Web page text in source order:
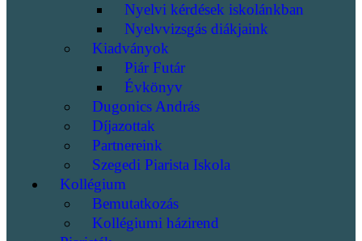
Nyelvi kérdések iskolánkban
Nyelvvizsgás diákjaink
Kiadványok
Piár Futár
Évkönyv
Dugonics András
Díjazottak
Partnereink
Szegedi Piarista Iskola
Kollégium
Bemutatkozás
Kollégiumi házirend